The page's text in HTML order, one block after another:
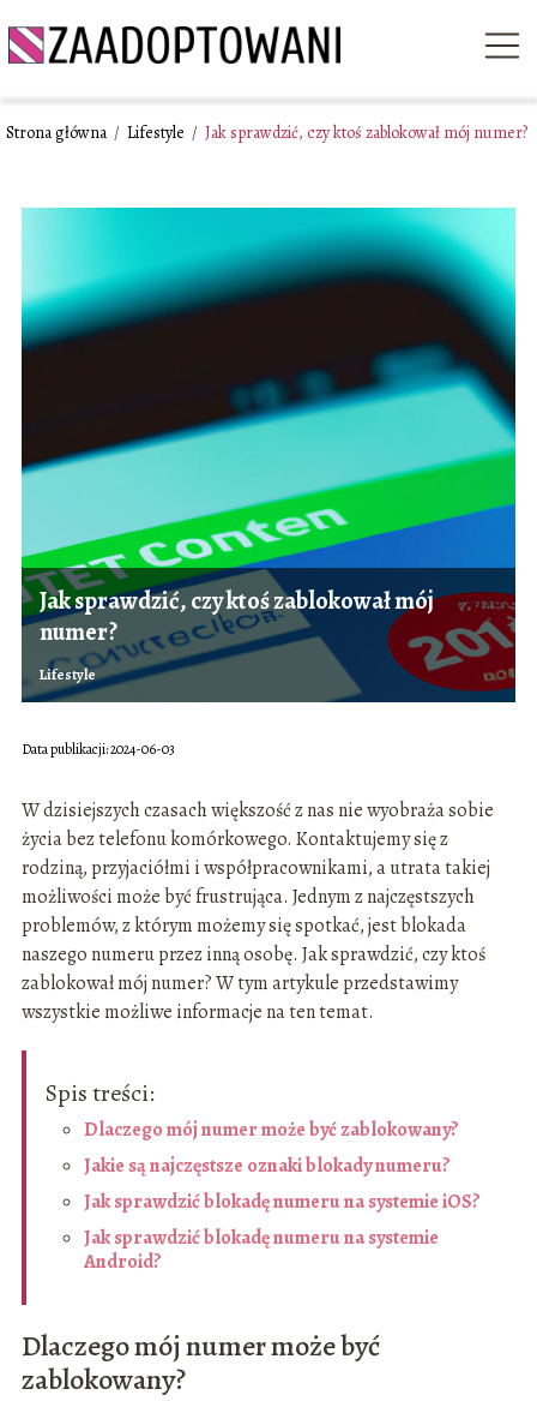
Strona główna / Lifestyle / Jak sprawdzić, czy ktoś zablokował mój numer?
Jak sprawdzić, czy ktoś zablokował mój
numer?
Lifestyle
Data publikacji: 2024-06-03
W dzisiejszych czasach większość z nas nie wyobraża sobie
życia bez telefonu komórkowego. Kontaktujemy się z
rodziną, przyjaciółmi i współpracownikami, a utrata takiej
możliwości może być frustrująca. Jednym z najczęstszych
problemów, z którym możemy się spotkać, jest blokada
naszego numeru przez inną osobę. Jak sprawdzić, czy ktoś
zablokował mój numer? W tym artykule przedstawimy
wszystkie możliwe informacje na ten temat.
Spis treści:
Dlaczego mój numer może być zablokowany?
Jakie są najczęstsze oznaki blokady numeru?
Jak sprawdzić blokadę numeru na systemie iOS?
Jak sprawdzić blokadę numeru na systemie
Android?
Dlaczego mój numer może być
zablokowany?